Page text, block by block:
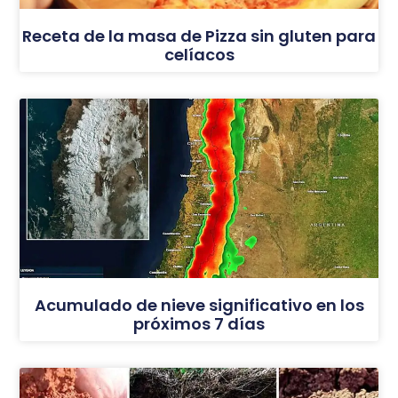
Receta de la masa de Pizza sin gluten para
celíacos
Acumulado de nieve significativo en los
próximos 7 días